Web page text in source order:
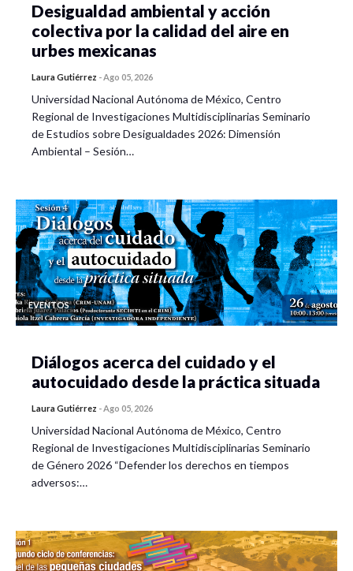
Desigualdad ambiental y acción
colectiva por la calidad del aire en
urbes mexicanas
Laura Gutiérrez -Ago 05, 2026
Universidad Nacional Autónoma de México, Centro
Regional de Investigaciones Multidisciplinarias Seminario
de Estudios sobre Desigualdades 2026: Dimensión
Ambiental – Sesión…
EVENTOS
Diálogos acerca del cuidado y el
autocuidado desde la práctica situada
Laura Gutiérrez -Ago 05, 2026
Universidad Nacional Autónoma de México, Centro
Regional de Investigaciones Multidisciplinarias Seminario
de Género 2026 “Defender los derechos en tiempos
adversos:…